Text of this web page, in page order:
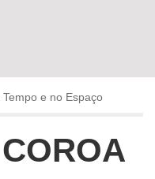
e no Espaço
a mentir